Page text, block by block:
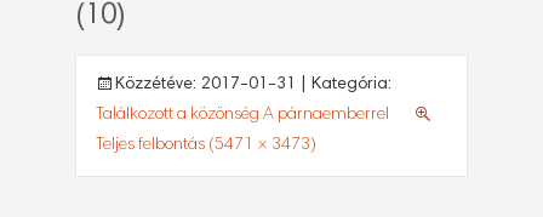
(10)
Közzétéve: 2017-01-31
| Kategória:
Találkozott a közönség A párnaemberrel
Teljes felbontás (5471 × 3473)